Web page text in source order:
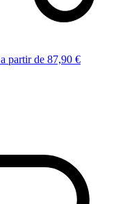
a partir de 87,90 €